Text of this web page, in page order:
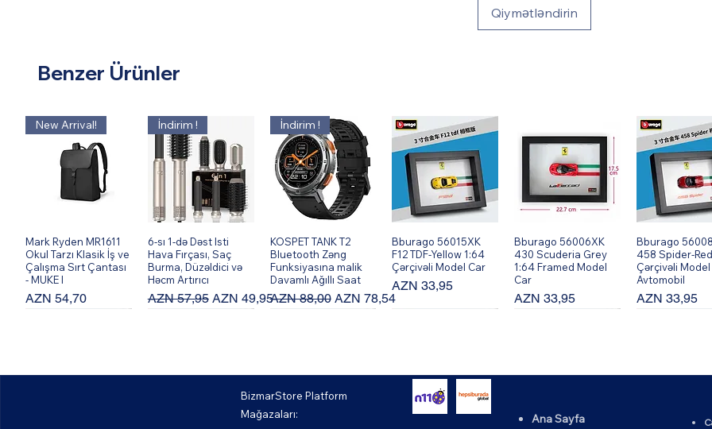
Qiymətləndirin
Benzer Ürünler
Hızlı Bakış
New Arrival!
Mark Ryden MR1611
Okul Tarzı Klasik İş ve
Çalışma Sırt Çantası
- MUKE I
Fiyat
AZN 54,70
Hızlı Bakış
İndirim !
6-sı 1-də Dəst Isti
Hava Fırçası, Saç
Burma, Düzəldici və
Həcm Artırıcı
Normal Fiyat
AZN 57,95 İndirimli Fiyat
AZN 49,95
Hızlı Bakış
İndirim !
KOSPET TANK T2
Bluetooth Zəng
Funksiyasına malik
Davamlı Ağıllı Saat
Normal Fiyat
AZN 88,00 İndirimli Fiyat
AZN 78,54
Hızlı Bakış
Bburago 56015XK
F12 TDF-Yellow 1:64
Çərçivəli Model Car
Fiyat
AZN 33,95
Hızlı Bakış
Bburago 56006XK
430 Scuderia Grey
1:64 Framed Model
Car
Fiyat
AZN 33,95
Hızlı
Bburago
458 Spider-
Çərçivəli Model
Avtomobil
Fiyat
AZN 33,95
BizmarStore Platform
Mağazaları:
Ana Sayfa